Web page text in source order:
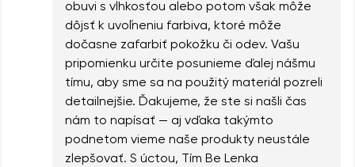
obuvi s vlhkosťou alebo potom však môže
dôjsť k uvoľneniu farbiva, ktoré môže
dočasne zafarbiť pokožku či odev. Vašu
pripomienku určite posunieme ďalej nášmu
tímu, aby sme sa na použitý materiál pozreli
detailnejšie. Ďakujeme, že ste si našli čas
nám to napísať — aj vďaka takýmto
podnetom vieme naše produkty neustále
zlepšovať. S úctou, Tím Be Lenka